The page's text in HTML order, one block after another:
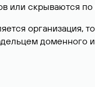
или скрываются
организация,